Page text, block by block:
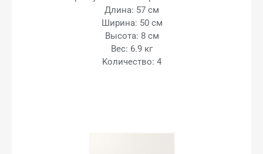
Длина: 57 см
Ширина: 50 см
Высота: 8 см
Вес: 6.9 кг
Kоличество: 4